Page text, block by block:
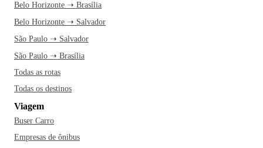
Belo Horizonte ➝ Brasília
Belo Horizonte ➝ Salvador
São Paulo ➝ Salvador
São Paulo ➝ Brasília
Todas as rotas
Todas os destinos
Viagem
Buser Carro
Empresas de ônibus